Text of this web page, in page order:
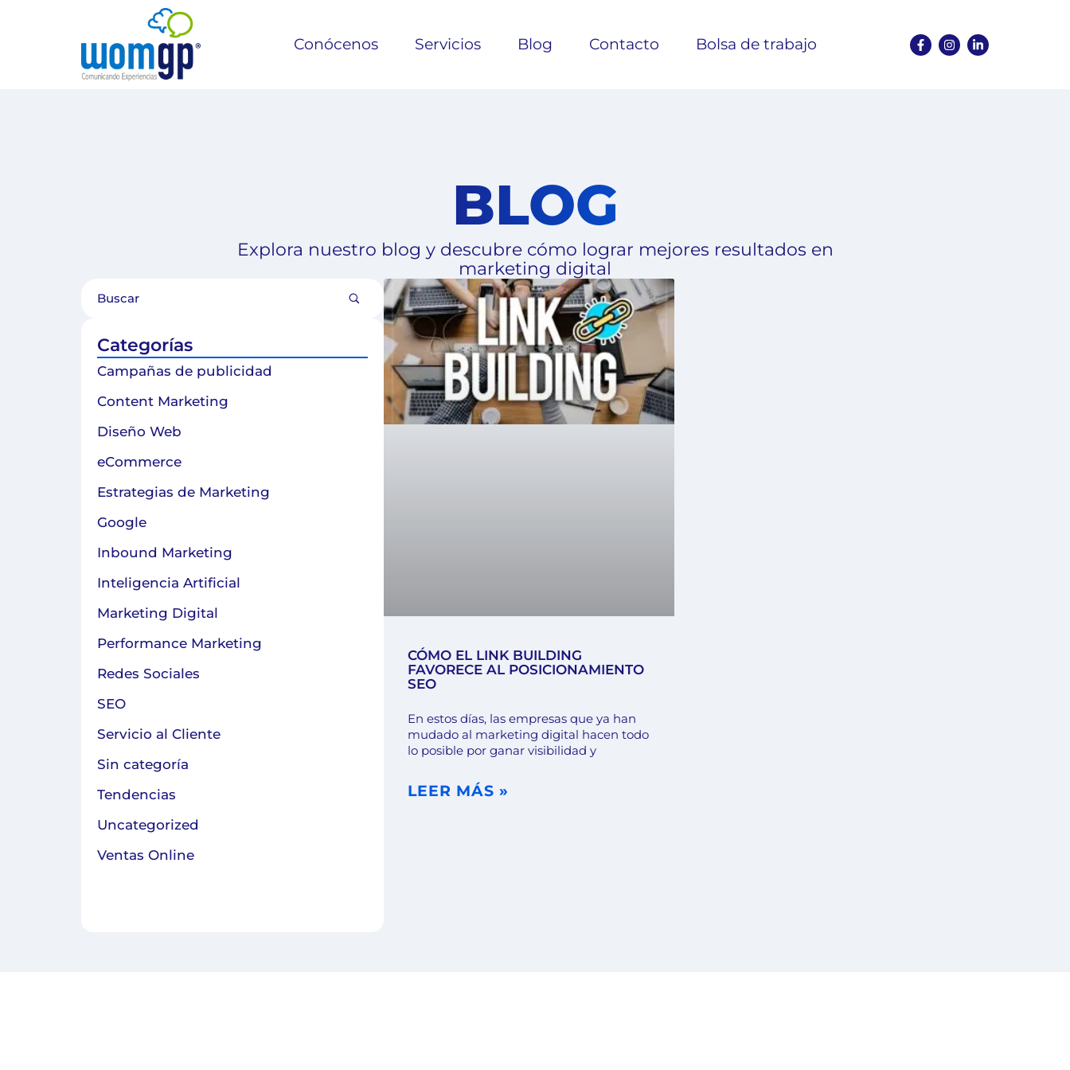
Conócenos Servicios Blog Contacto Bolsa de trabajo
BLOG
Explora nuestro blog y descubre cómo lograr mejores resultados en
marketing digital
Categorías
Campañas de publicidad
Content Marketing
Diseño Web
eCommerce
Estrategias de Marketing
Google
Inbound Marketing
Inteligencia Artificial
Marketing Digital
Performance Marketing
Redes Sociales
SEO
Servicio al Cliente
Sin categoría
Tendencias
Uncategorized
Ventas Online
CÓMO EL LINK BUILDING
FAVORECE AL POSICIONAMIENTO
SEO
En estos días, las empresas que ya han
mudado al marketing digital hacen todo
lo posible por ganar visibilidad y
LEER MÁS »